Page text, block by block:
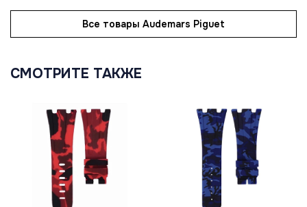
Все товары Audemars Piguet
СМОТРИТЕ ТАКЖЕ